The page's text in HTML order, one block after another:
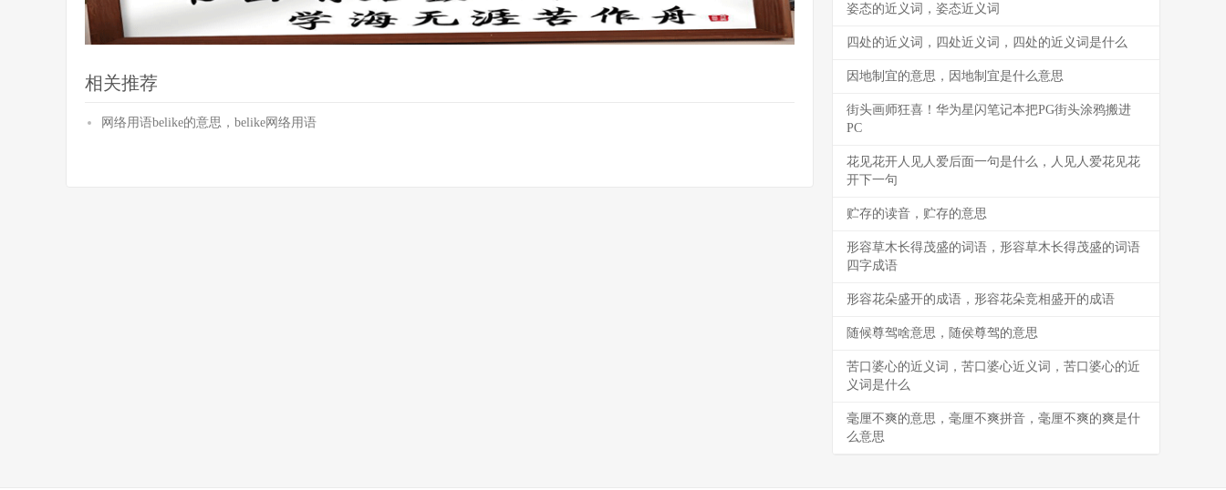
相关推荐
网络用语belike的意思，belike网络用语
姿态的近义词，姿态近义词
四处的近义词，四处近义词，四处的近义词是什么
因地制宜的意思，因地制宜是什么意思
街头画师狂喜！华为星闪笔记本把PG街头涂鸦搬进
PC
花见花开人见人爱后面一句是什么，人见人爱花见花
开下一句
贮存的读音，贮存的意思
形容草木长得茂盛的词语，形容草木长得茂盛的词语
四字成语
形容花朵盛开的成语，形容花朵竞相盛开的成语
随候尊驾啥意思，随侯尊驾的意思
苦口婆心的近义词，苦口婆心近义词，苦口婆心的近
义词是什么
毫厘不爽的意思，毫厘不爽拼音，毫厘不爽的爽是什
么意思